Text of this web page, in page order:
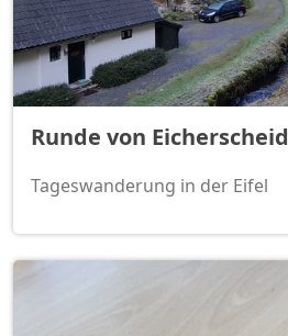
Runde von Eicherscheid
Tageswanderung in der Eifel